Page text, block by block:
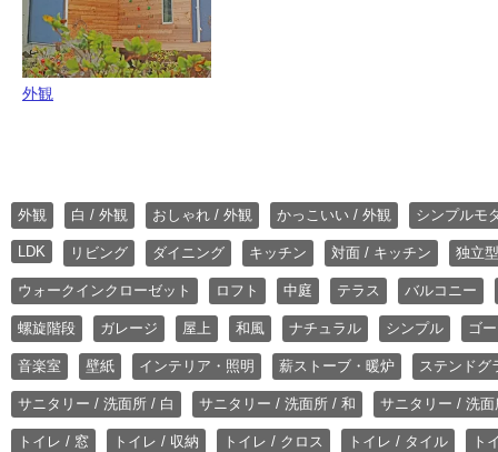
外観
外観 白 / 外観 おしゃれ / 外観 かっこいい / 外観 シンプルモ
LDK リビング ダイニング キッチン 対面 / キッチン 独立
ウォークインクローゼット ロフト 中庭 テラス バルコニー
螺旋階段 ガレージ 屋上 和風 ナチュラル シンプル ゴ
音楽室 壁紙 インテリア・照明 薪ストーブ・暖炉 ステンドグ
サニタリー / 洗面所 / 白 サニタリー / 洗面所 / 和 サニタリー / 洗
トイレ / 窓 トイレ / 収納 トイレ / クロス トイレ / タイル ト